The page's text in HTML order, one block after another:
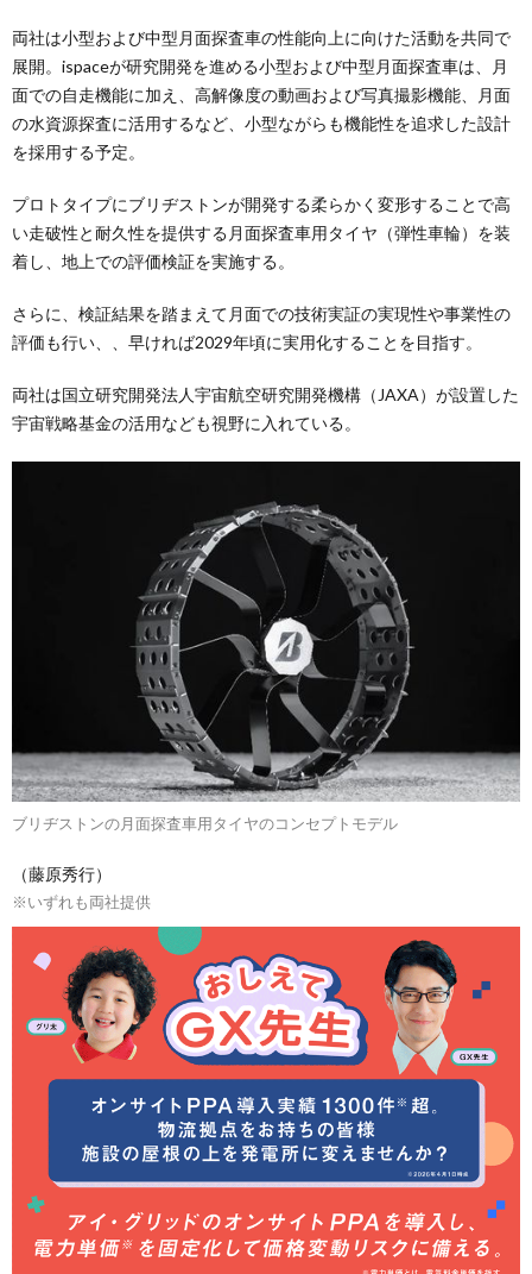
両社は小型および中型月面探査車の性能向上に向けた活動を共同で
展開。ispaceが研究開発を進める小型および中型月面探査車は、月
面での自走機能に加え、高解像度の動画および写真撮影機能、月面
の水資源探査に活用するなど、小型ながらも機能性を追求した設計
を採用する予定。
プロトタイプにブリヂストンが開発する柔らかく変形することで高
い走破性と耐久性を提供する月面探査車用タイヤ（弾性車輪）を装
着し、地上での評価検証を実施する。
さらに、検証結果を踏まえて月面での技術実証の実現性や事業性の
評価も行い、、早ければ2029年頃に実用化することを目指す。
両社は国立研究開発法人宇宙航空研究開発機構（JAXA）が設置した
宇宙戦略基金の活用なども視野に入れている。
ブリヂストンの月面探査車用タイヤのコンセプトモデル
（藤原秀行）
※いずれも両社提供